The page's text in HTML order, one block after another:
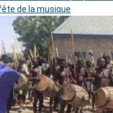
de la musique